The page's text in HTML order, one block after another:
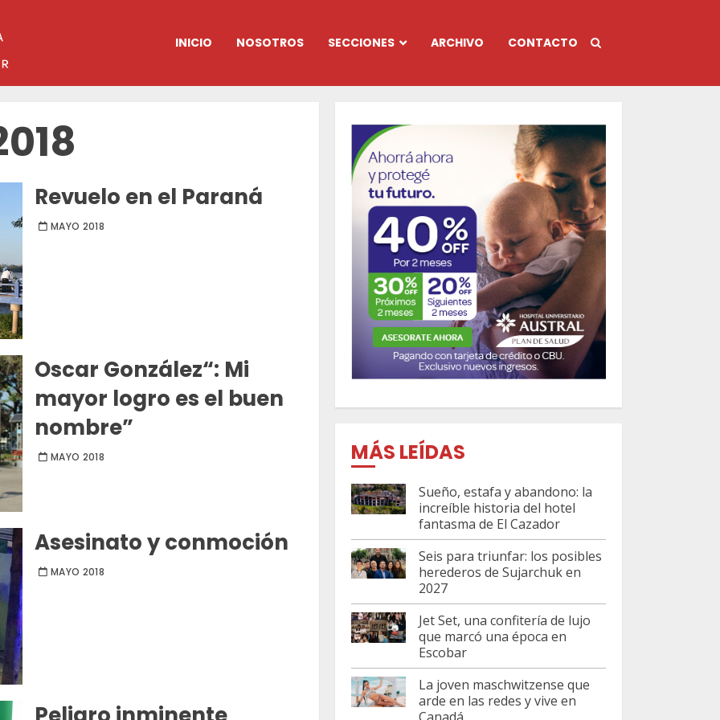
INICIO NOSOTROS SECCIONES ARCHIVO CONTACTO
Revuelo en el Paraná
MAYO 2018
Oscar González“: Mi
mayor logro es el buen
nombre”
MAYO 2018
Asesinato y conmoción
MAYO 2018
MÁS LEÍDAS
Sueño, estafa y abandono: la
increíble historia del hotel
fantasma de El Cazador
Seis para triunfar: los posibles
herederos de Sujarchuk en
2027
Jet Set, una confitería de lujo
que marcó una época en
Escobar
La joven maschwitzense que
arde en las redes y vive en